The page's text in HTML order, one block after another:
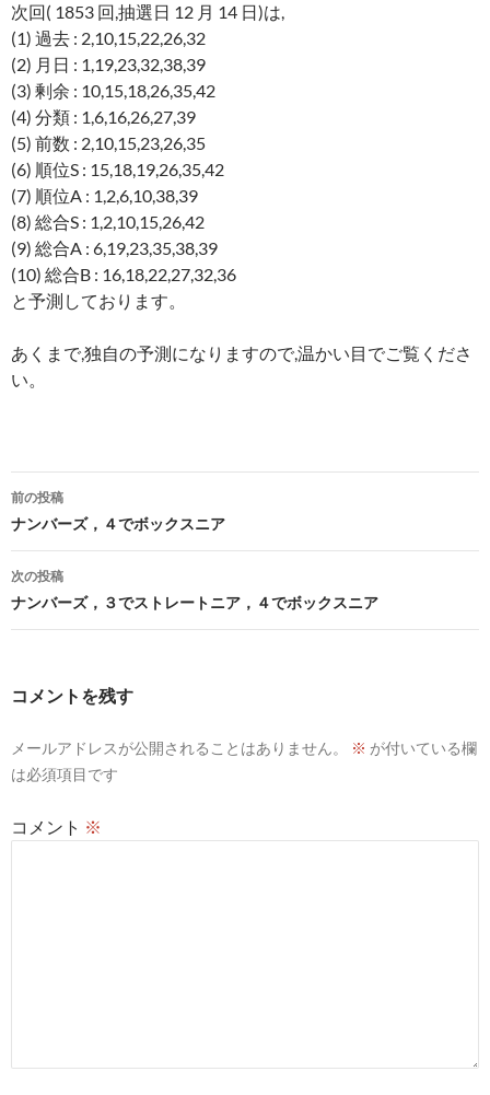
次回( 1853 回,抽選日 12 月 14 日)は,
(1) 過去 : 2,10,15,22,26,32
(2) 月日 : 1,19,23,32,38,39
(3) 剰余 : 10,15,18,26,35,42
(4) 分類 : 1,6,16,26,27,39
(5) 前数 : 2,10,15,23,26,35
(6) 順位S : 15,18,19,26,35,42
(7) 順位A : 1,2,6,10,38,39
(8) 総合S : 1,2,10,15,26,42
(9) 総合A : 6,19,23,35,38,39
(10) 総合B : 16,18,22,27,32,36
と予測しております。
あくまで,独自の予測になりますので,温かい目でご覧くださ
い。
投
稿
ナ
ビ
ゲ
ョ
前の投稿
ナンバーズ，４でボックスニア
次の投稿
ナンバーズ，３でストレートニア，４でボックスニア
コメントを残す
メールアドレスが公開されることはありません。 ※ が付いている欄
は必須項目です
コメント ※